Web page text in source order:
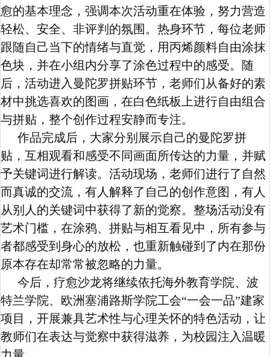
愈的基本理念，强调本次活动重在体验，努力营造
轻松、安全、非评判的氛围。热身环节，每位老师
跟随自己当下的情绪与直觉，用丙烯颜料自由涂抹
色块，并在小组内分享了涂色过程中的感受。随
后，活动进入曼陀罗拼贴环节，老师们从备好的素
材中挑选喜欢的图画，在白色纸板上进行自由组合
与拼贴，整个创作过程安静而专注。
作品完成后，大家分别展示自己的曼陀罗拼
贴，互相观看和感受不同画面所传达的力量，并赋
予关键词进行解读。活动现场，老师们进行了自然
而真诚的交流，有人解释了自己的创作意图，有人
从别人的关键词中获得了新的觉察。整场活动没有
艺术门槛，在涂鸦、拼贴与相互看见中，所有参与
者都感受到身心的放松，也重新触碰到了内在那份
原本存在却常常被忽略的力量。
今后，疗愈沙龙将继续依托海外教育学院、波
特兰学院、欧洲塞浦路斯学院工会“一会一品”建家
项目，开展兼具艺术性与心理关怀的特色活动，让
教师们在表达与觉察中获得滋养，为校园注入温暖